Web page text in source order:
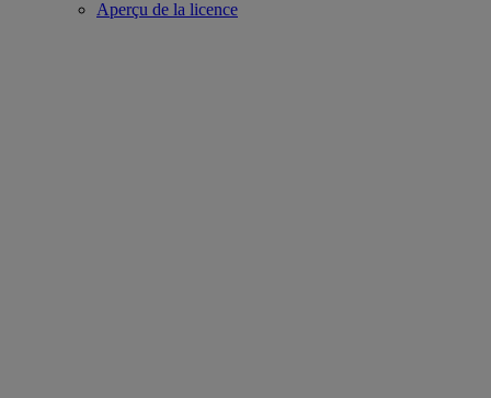
Aperçu de la licence